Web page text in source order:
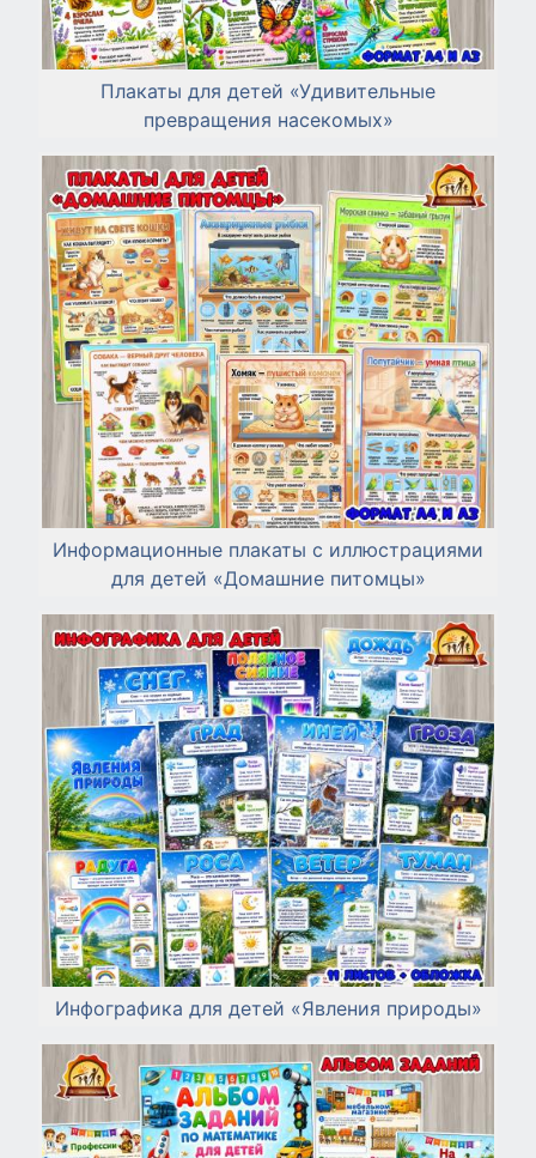
Плакаты для детей «Удивительные
превращения насекомых»
Информационные плакаты с иллюстрациями
для детей «Домашние питомцы»
Инфографика для детей «Явления природы»